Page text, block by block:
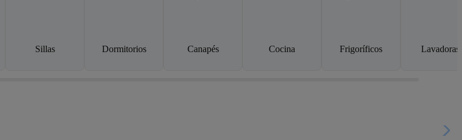
Sillas Dormitorios Canapés Cocina Frigoríficos Lavadoras